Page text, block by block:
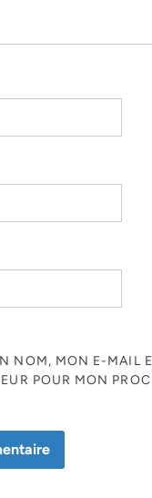
NOM, MON E-MAIL
POUR MON